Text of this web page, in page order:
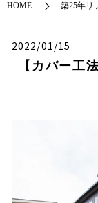
HOME 築25年リ
2022/01/15
【カバー工